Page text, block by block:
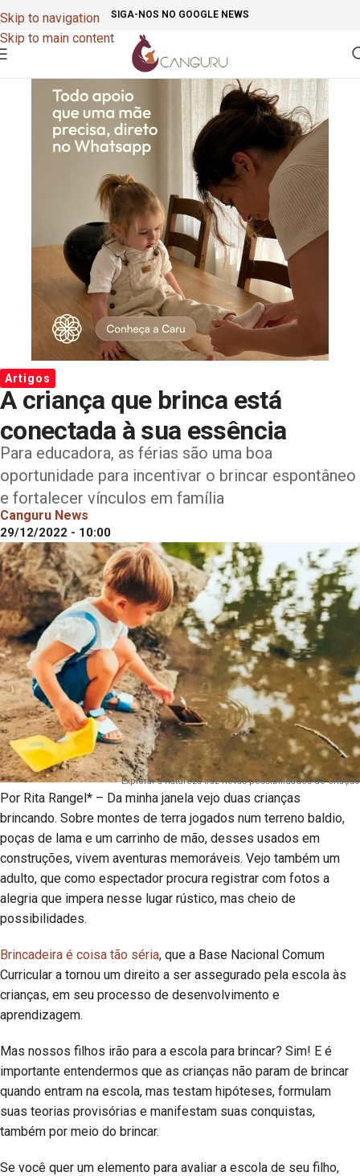
Skip to navigation
Skip to main content
SIGA-NOS NO GOOGLE NEWS
Artigos
A criança que brinca está
conectada à sua essência
Para educadora, as férias são uma boa
oportunidade para incentivar o brincar espontâneo
e fortalecer vínculos em família
Canguru News
29/12/2022 - 10:00
Explorar a natureza traz novas possibilidades de criação
Por Rita Rangel* – Da minha janela vejo duas crianças
brincando. Sobre montes de terra jogados num terreno baldio,
poças de lama e um carrinho de mão, desses usados em
construções, vivem aventuras memoráveis. Vejo também um
adulto, que como espectador procura registrar com fotos a
alegria que impera nesse lugar rústico, mas cheio de
possibilidades.
Brincadeira é coisa tão séria, que a Base Nacional Comum
Curricular a tornou um direito a ser assegurado pela escola às
crianças, em seu processo de desenvolvimento e
aprendizagem.
Mas nossos filhos irão para a escola para brincar? Sim! E é
importante entendermos que as crianças não param de brincar
quando entram na escola, mas testam hipóteses, formulam
suas teorias provisórias e manifestam suas conquistas,
também por meio do brincar.
Se você quer um elemento para avaliar a escola de seu filho,